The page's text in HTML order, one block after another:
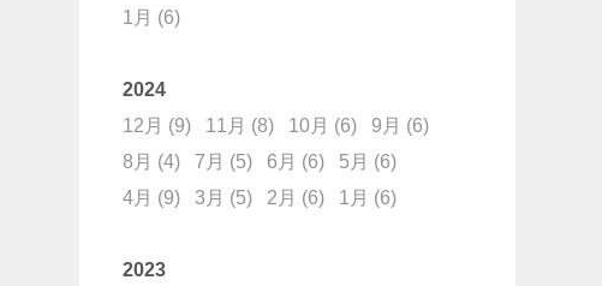
1月 (6)
2024
12月 (9) 11月 (8) 10月 (6) 9月 (6)
8月 (4) 7月 (5) 6月 (6) 5月 (6)
4月 (9) 3月 (5) 2月 (6) 1月 (6)
2023